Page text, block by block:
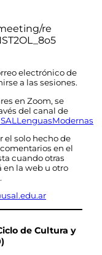
re
electrónico de
a las sesiones.
en Zoom, se
del canal de
el solo hecho de
en el
cuando otras
en la web u otro
de Cultura y